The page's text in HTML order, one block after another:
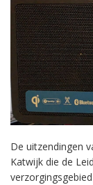
De uitzendingen
Katwijk die de